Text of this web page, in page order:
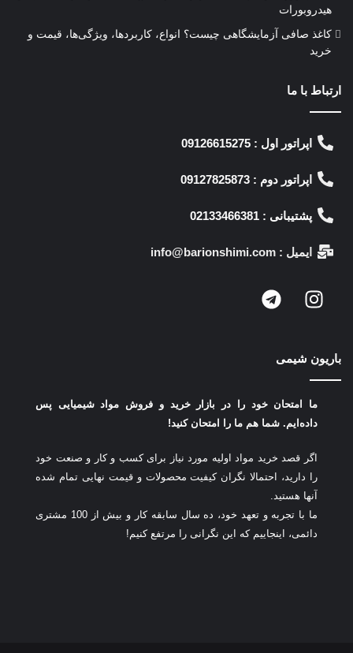
هیدروبورات
کاغذ صافی آزمایشگاهی چیست؟ انواع، کاربردها، ویژگی‌ها، قیمت و
خرید
ارتباط با ما
اپراتور اول : 09126615275
اپراتور دوم : 09127825873
پشتیبانی : 02133466381
ایمیل : info@barionshimi.com
باریون شیمی
ما امتحان خود را در بازار خرید و فروش مواد شیمیایی پس
داده‌ایم. شما هم ما را امتحان کنید!
اگر قصد خرید مواد اولیه مورد نیاز برای کسب و کار و صنعت خود
را دارید، احتمالا نگران کیفیت محصولات و قیمت نهایی تمام شده
آنها هستید.
ما با تجربه و تعهد خود، ده سال سابقه کار و بیش از 100 مشتری
دائمی، اینجاییم که این نگرانی را مرتفع کنیم!